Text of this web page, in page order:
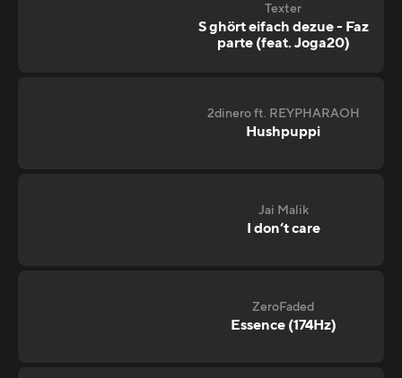
Texter
S ghört eifach dezue - Faz
parte (feat. Joga20)
2dinero ft. REYPHARAOH
Hushpuppi
Jai Malik
I don‘t care
ZeroFaded
Essence (174Hz)